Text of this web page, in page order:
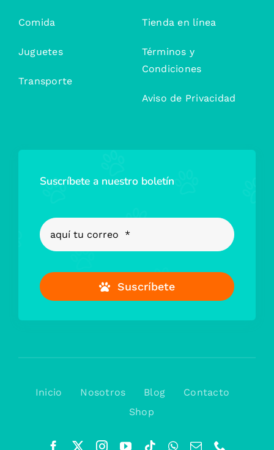
Comida
Juguetes
Transporte
Tienda en línea
Términos y
Condiciones
Aviso de Privacidad
Suscríbete a nuestro boletín
Suscríbete
Inicio Nosotros Blog
Contacto
Shop